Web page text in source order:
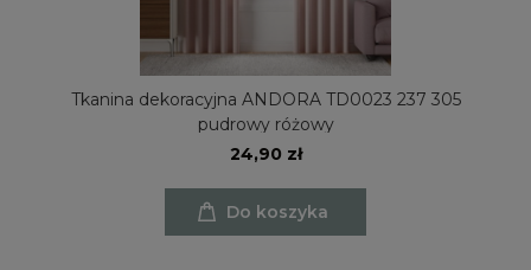
Tkanina dekoracyjna ANDORA TD0023 237 305
pudrowy różowy
24,90 zł
Do koszyka